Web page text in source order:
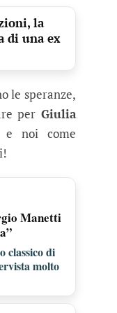
la
di una ex
le speranze,
per Giulia
e noi come
Manetti
classico di
molto